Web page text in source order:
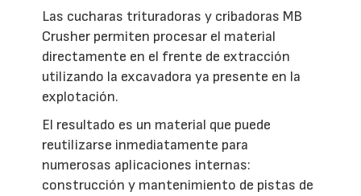
Las cucharas trituradoras y cribadoras MB
Crusher permiten procesar el material
directamente en el frente de extracción
utilizando la excavadora ya presente en la
explotación.
El resultado es un material que puede
reutilizarse inmediatamente para
numerosas aplicaciones internas:
construcción y mantenimiento de pistas de